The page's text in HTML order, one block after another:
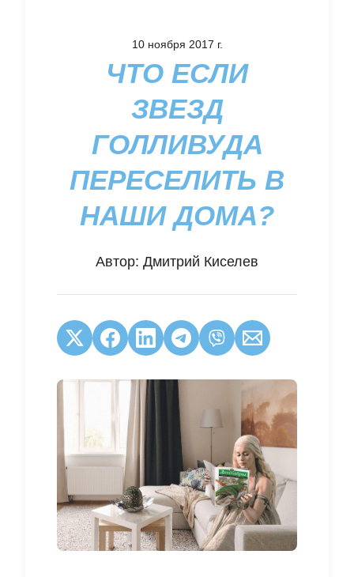
10 ноября 2017 г.
ЧТО ЕСЛИ
ЗВЕЗД
ГОЛЛИВУДА
ПЕРЕСЕЛИТЬ В
НАШИ ДОМА?
Автор: Дмитрий Киселев